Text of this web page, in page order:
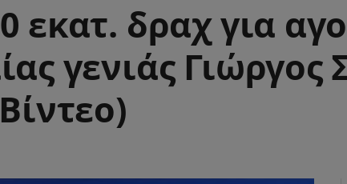
εκατ. δραχ για
γενιάς Γιώργος